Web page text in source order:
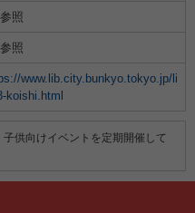
照
照
www.lib.city.bunkyo.tokyo.jp/li
koishi.html
供向けイベントを定期開催して